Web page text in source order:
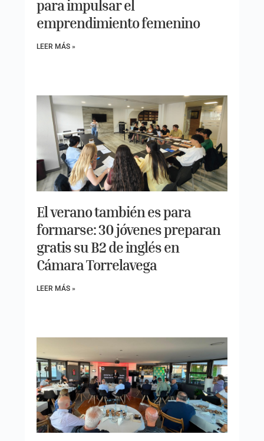
para impulsar el
emprendimiento femenino
LEER MÁS »
El verano también es para
formarse: 30 jóvenes preparan
gratis su B2 de inglés en
Cámara Torrelavega
LEER MÁS »